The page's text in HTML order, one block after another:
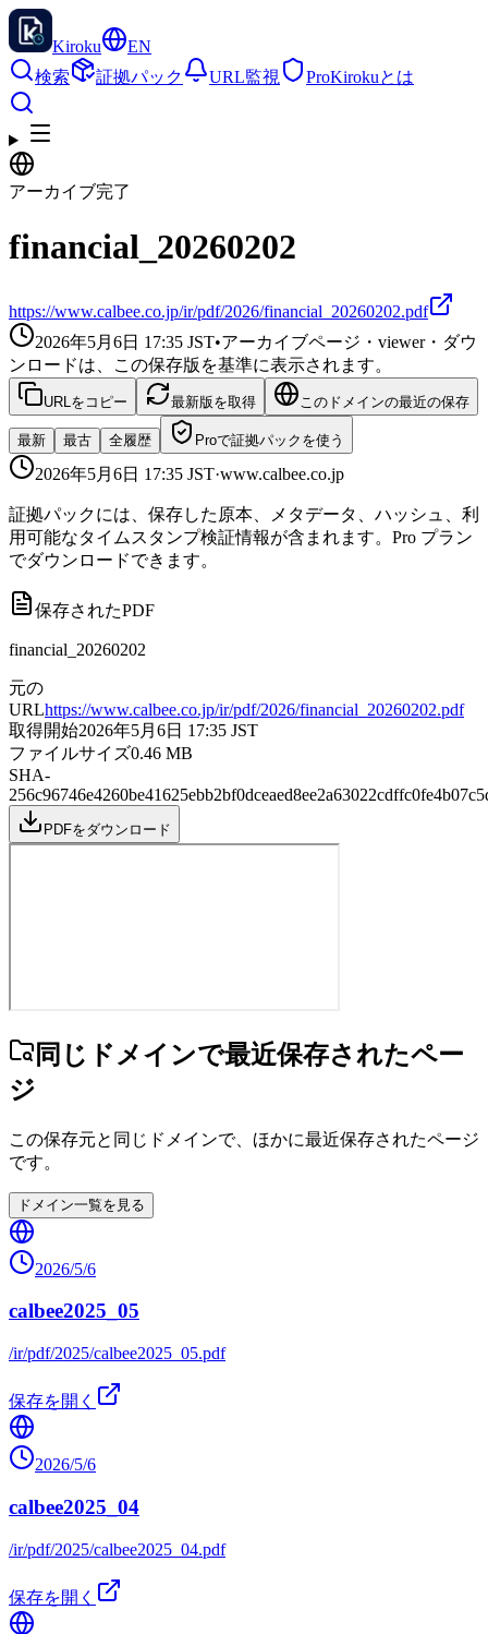
Kiroku
EN
検索
証拠パック URL監視 ProKirokuとは
アーカイブ完了
financial_20260202
https://www.calbee.co.jp/ir/pdf/2026/financial_20260202.pdf
2026年5月6日 17:35 JST•アーカイブページ・viewer・ダウ
ンロードは、この保存版を基準に表示されます。
URLをコピー 最新版を取得 このドメインの最近の保存
最新 最古 全履歴 Proで証拠パックを使う
2026年5月6日 17:35 JST·www.calbee.co.jp
証拠パックには、保存した原本、メタデータ、ハッシュ、利
用可能なタイムスタンプ検証情報が含まれます。Pro プラン
でダウンロードできます。
保存されたPDF
financial_20260202
元の
URLhttps://www.calbee.co.jp/ir/pdf/2026/financial_20260202.pdf
取得開始2026年5月6日 17:35 JST
ファイルサイズ0.46 MB
SHA-
256
PDFをダウンロード
同じドメインで最近保存されたペー
ジ
この保存元と同じドメインで、ほかに最近保存されたページ
です。
ドメイン一覧を見る
2026/5/6
calbee2025_05
/ir/pdf/2025/calbee2025_05.pdf
保存を開く
2026/5/6
calbee2025_04
/ir/pdf/2025/calbee2025_04.pdf
保存を開く